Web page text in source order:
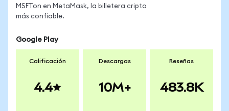
MSFTon en MetaMask, la billetera cripto
más confiable.
Google Play
Calificación
4.4
Descargas
10M+
Reseñas
483.8K